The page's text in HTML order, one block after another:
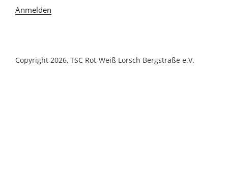
Anmelden
Copyright 2026, TSC Rot-Weiß Lorsch Bergstraße e.V.